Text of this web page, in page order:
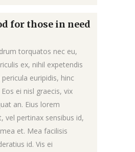
for those in need
torquatos nec eu,
ex, nihil expetendis
euripidis, hinc
ei nisl graecis, vix
an. Eius lorem
vel pertinax sensibus id,
et. Mea facilisis
id. Vis ei